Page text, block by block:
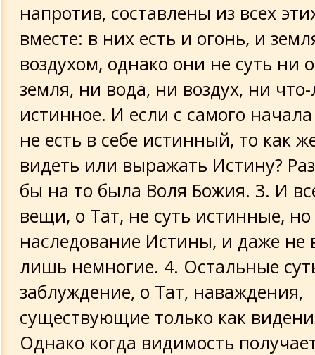
напротив, составлены из всех
вместе: в них есть и огонь, и
воздухом, однако они не суть ни
земля, ни вода, ни воздух, ни
истинное. И если с самого
не есть в себе истинный, то как
видеть или выражать Истину?
бы на то была Воля Божия. 3. И
вещи, о Тат, не суть истинные, но
наследование Истины, и даже не
лишь немногие. 4. Остальные
заблуждение, о Тат, наваждения,
существующие только как
Однако когда видимость
Исида Прорицательница своему
Фрагменты разные
Гермес к Тату
Ключ